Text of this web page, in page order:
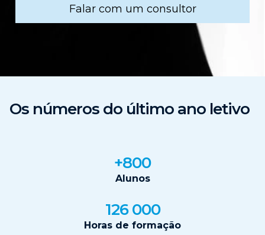
Falar com um consultor
Os números do último ano letivo
+800
Alunos
126 000
Horas de formação